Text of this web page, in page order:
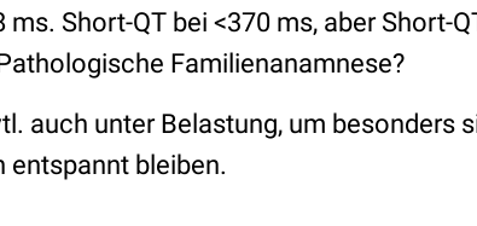
Short-QT bei <370 ms, aber Short-
Familienanamnese?
auch unter Belastung, um besonders
entspannt bleiben.